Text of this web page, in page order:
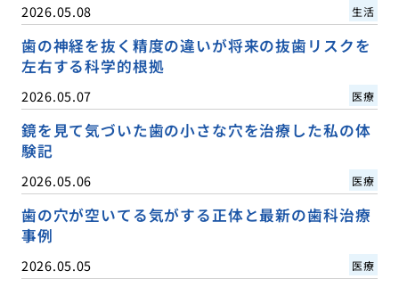
2026.05.08 生活
歯の神経を抜く精度の違いが将来の抜歯リスクを
左右する科学的根拠
2026.05.07 医療
鏡を見て気づいた歯の小さな穴を治療した私の体
験記
2026.05.06 医療
歯の穴が空いてる気がする正体と最新の歯科治療
事例
2026.05.05 医療